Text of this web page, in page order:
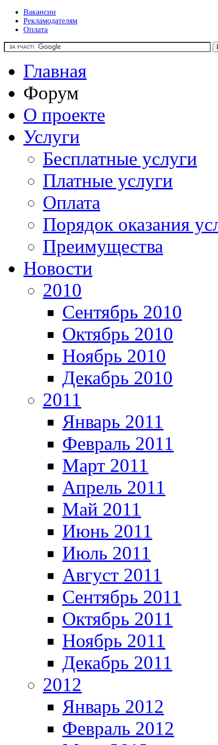
Вакансии
Рекламодателям
Оплата
Главная
Форум
О проекте
Услуги
Бесплатные услуги
Платные услуги
Оплата
Порядок оказания
Преимущества
Новости
2010
Сентябрь 2010
Октябрь 2010
Ноябрь 2010
Декабрь 2010
2011
Январь 2011
Февраль 2011
Март 2011
Апрель 2011
Май 2011
Июнь 2011
Июль 2011
Август 2011
Сентябрь 2011
Октябрь 2011
Ноябрь 2011
Декабрь 2011
2012
Январь 2012
Февраль 2012